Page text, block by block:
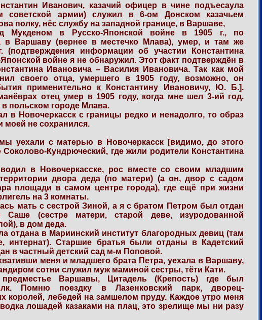
Иванович, казачий офицер в чине подъесаула
советской армии) служил в 6-ом Донском казачьем
полку, нёс службу на западной границе, в Варшаве,
в Русско-Японской войне в 1905 г., по
в Варшаву (вернее в местечко Млава), умер, и там же
(подтверждения информации об участии Константина
войне я не обнаружил. Этот факт подтверждён в
Ивановича – Василия Ивановича. Так как мой
своего отца, умершего в 1905 году, возможно, он
применительно к Константину Ивановичу, Ю. Б.].
отец умер в 1905 году, когда мне шел 3-ий год.
польском городе Млава.
в Новочеркасск с границы редко и ненадолго, то образ
моей не сохранился.
уехали с матерью в Новочеркасск [видимо, до этого
Кундрюческий, где жили родители Константина
в Новочеркасске, рос вместе со своим младшим
двора деда (по матери) (а он, двор с садом
площади в самом центре города), где ещё при жизни
на 3 комнаты.
мать с сестрой Зиной, а я с братом Петром был отдан
Саше (сестре матери, старой деве, изуродованной
в дом деда.
отдана в Мариинский институт благородных девиц (там
интернат). Старшие братья были отданы в Кадетский
в частный детский сад м-м Поповой.
меня и младшего брата Петра, уехала в Варшаву,
сотни служил муж маминой сестры, тёти Кати.
Варшавы, Цитадель (Крепость) где был
Помню поездку в Лазенковский парк, дворец-
королей, лебедей на замшелом пруду. Каждое утро меня
лошадей казаками на плац, это зрелище мы ни разу